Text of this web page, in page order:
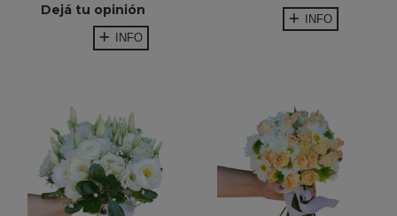
Dejá tu opinión
INFO
INFO